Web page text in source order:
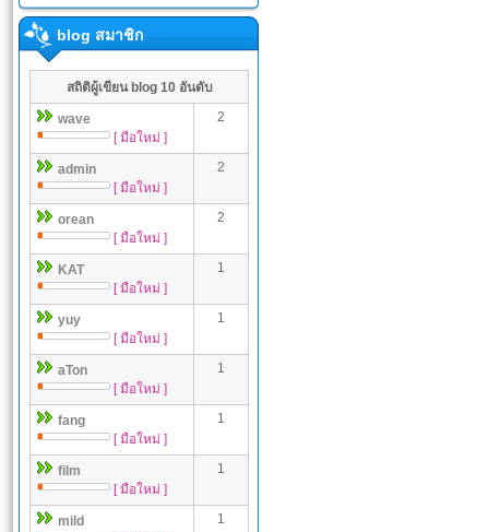
blog สมาชิก
สถิติผู้เขียน blog 10 อันดับ
wave
[ มือใหม่ ]
2
admin
[ มือใหม่ ]
2
orean
[ มือใหม่ ]
2
KAT
[ มือใหม่ ]
1
yuy
[ มือใหม่ ]
1
aTon
[ มือใหม่ ]
1
fang
[ มือใหม่ ]
1
film
[ มือใหม่ ]
1
mild
1